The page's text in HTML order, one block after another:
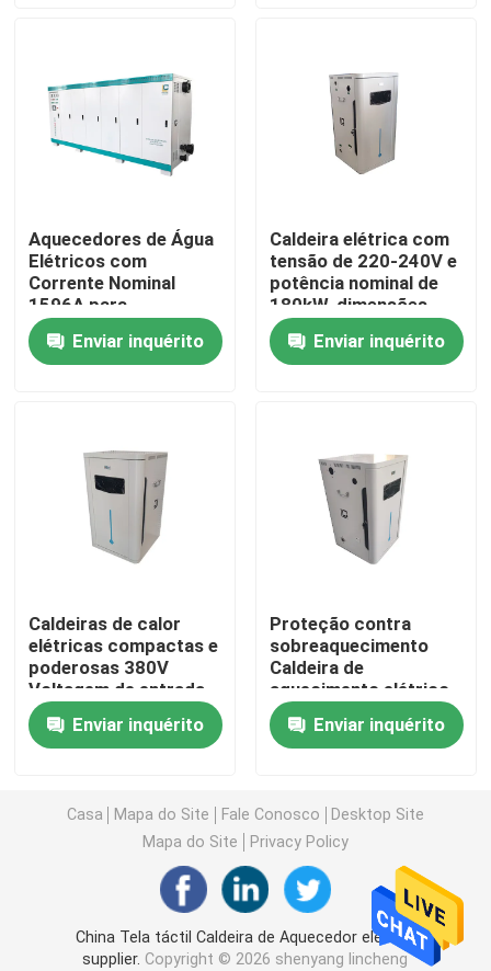
Controle da qualidade
Peça umas citações
Caldeira de Aquecedor elétrica
Caldeira elétrica fixada na parede
Pornalha de aquecimento elétrica
Pornalha de alta frequência
Pornalha da frequência média
equipamento de aquecimento de alta frequência da
Equipamento de aquecimento da indução da
Forno de indução de alumínio
Aquecedores de Água
Elétricos com
Corrente Nominal
1596A para
Aplicações Industriais
Enviar inquérito
Caldeira elétrica com
tensão de 220-240V e
potência nominal de
180kW, dimensões
totais de
Enviar inquérito
Caldeiras de calor
elétricas compactas e
poderosas 380V
Voltagem de entrada
2100mm*1200mm*1850mm
DimensõesEnviar inquérito
Proteção contra
sobreaquecimento
Caldeira de
aquecimento elétrico
com corrente nominal
de 1596A e tensão de
220-240V
Enviar inquérito
Casa Mapa do Site Fale Conosco
Desktop Site
Mapa do Site
Privacy Policy
China Tela táctil Caldeira de Aquecedor elétrica
supplier. Copyright © 2026 shenyang lincheng